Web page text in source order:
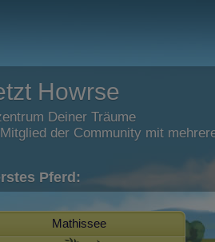
Howrse
Deiner Träume
der Community mit
Pferd:
Mathissee